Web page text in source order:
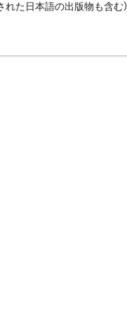
た日本語の出版物も含む）